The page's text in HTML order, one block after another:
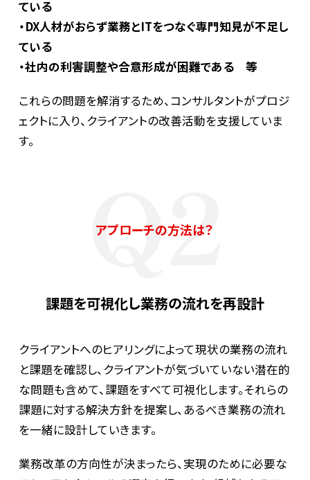
ている
・DX人材がおらず業務とITをつなぐ専門知見が不足し
ている
・社内の利害調整や合意形成が困難である 等
これらの問題を解消するため、コンサルタントがプロジ
ェクトに入り、クライアントの改善活動を支援していま
す。
Q2
アプローチの方法は？
課題を可視化し業務の流れを再設計
クライアントへのヒアリングによって現状の業務の流れ
と課題を確認し、クライアントが気づいていない潜在的
な問題も含めて、課題をすべて可視化します。それらの
課題に対する解決方針を提案し、あるべき業務の流れ
を一緒に設計していきます。
業務改革の方向性が決まったら、実現のために必要な